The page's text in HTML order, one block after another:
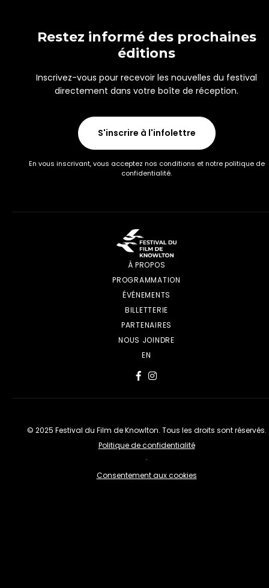
Restez informé des prochaines
éditions
Inscrivez-vous pour recevoir les nouvelles du festival
directement dans votre boîte de réception.
S'inscrire à l'infolettre
En vous inscrivant, vous acceptez nos conditions et notre politique de
confidentialité.
À PROPOS
PROGRAMMATION
ÉVÉNEMENTS
BILLETTERIE
PARTENAIRES
NOUS JOINDRE
EN
© 2025 Festival du Film de Knowlton. Tous les droits sont réservés.
Politique de confidentialité
·
Consentement aux cookies